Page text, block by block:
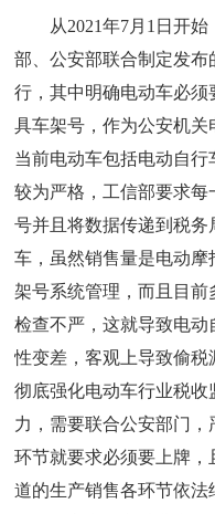
从2021年7月1日开始
部、公安部联合制定发
行，其中明确电动车必
具车架号，作为公安机关
当前电动车包括电动自
较为严格，工信部要求
号并且将数据传递到税
车，虽然销售量是电动
架号系统管理，而且目
检查不严，这就导致电动
性变差，客观上导致偷
彻底强化电动车行业税
力，需要联合公安部门
环节就要求必须要上牌
道的生产销售各环节依